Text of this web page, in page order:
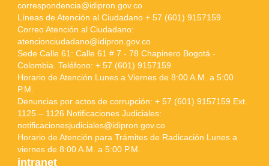
correspondencia@idipron.gov.co
Líneas de Atención al Ciudadano + 57 (601) 9157159
Correo Atención al Ciudadano:
atencionciudadano@idipron.gov.co
Sede Calle 61: Calle 61 # 7 - 78 Chapinero Bogotá -
Colombia. Teléfono: + 57 (601) 9157159
Horario de Atención Lunes a Viernes de 8:00 A.M. a 5:00
P.M.
Denuncias por actos de corrupción: + 57 (601) 9157159 Ext.
1125 – 1126 Notificaciones Judiciales:
notificacionesjudiciales@idipron.gov.co
Horario de Atención para Trámites de Radicación Lunes a
viernes de 8:00 A.M. a 5:00 P.M.
intranet